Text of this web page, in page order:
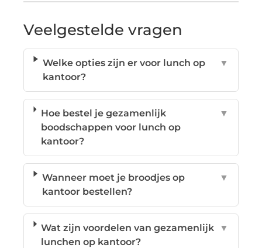
Veelgestelde vragen
Welke opties zijn er voor lunch op
kantoor?
▼
Hoe bestel je gezamenlijk
boodschappen voor lunch op
kantoor?
▼
Wanneer moet je broodjes op
kantoor bestellen?
▼
Wat zijn voordelen van gezamenlijk
lunchen op kantoor?
▼